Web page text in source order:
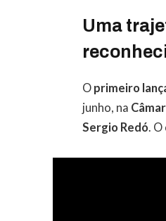
Uma
O primeiro
junho, na
Sergio Redó.